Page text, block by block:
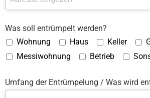
Was soll entrümpelt werden?
Wohnung
Haus Keller
Messiwohnung
Betrieb
Umfang der Entrümpelung / Was wird